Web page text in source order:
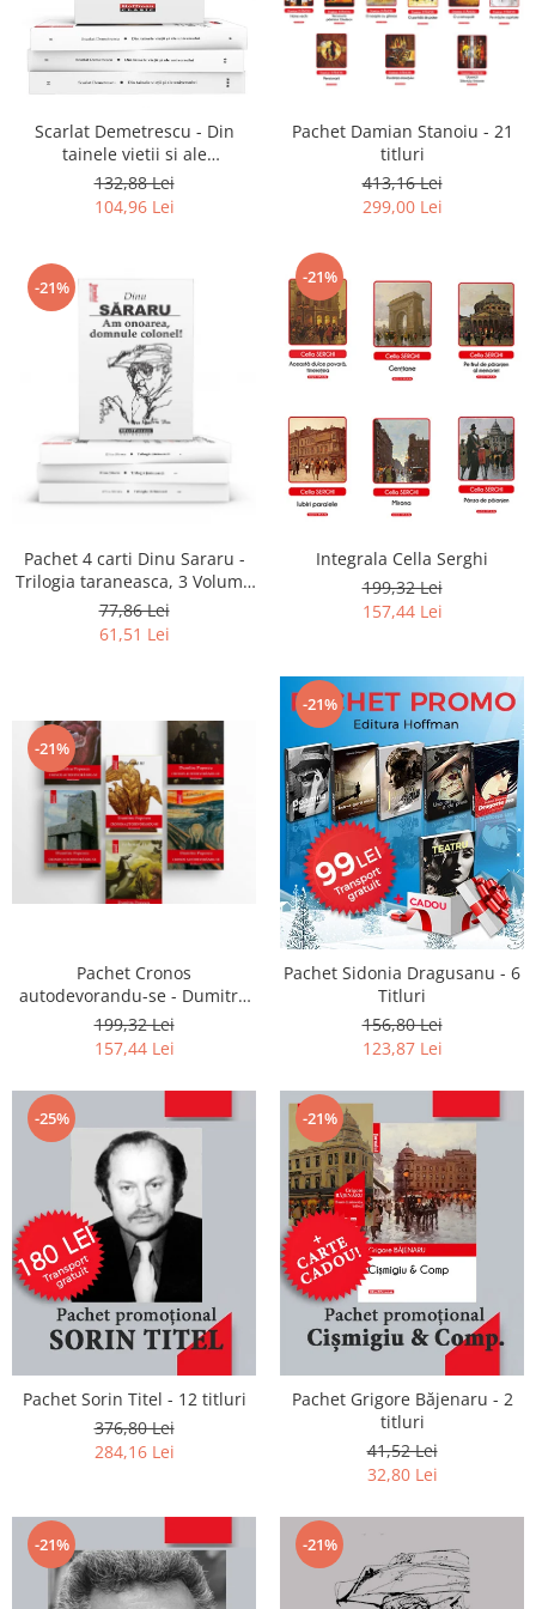
Literatura
Clasica
Contemporana
Romana
Universala
Universala
Calatorii
Memorii
Publicistica / Reportaje / Interviuri
Stiinte umaniste
Sociologie si filozofie
Scarlat Demetrescu - Din
tainele vietii si ale
universului, Volumele I-III +
Viata dincolo de mormant
132,88 Lei
104,96 Lei
Pachet Damian Stanoiu - 21
titluri
413,16 Lei
299,00 Lei
-21%
Pachet 4 carti Dinu Sararu -
Trilogia taraneasca, 3 Volume
+ Am onoarea, domnule
colonel!
77,86 Lei
61,51 Lei
-21%
Integrala Cella Serghi
199,32 Lei
157,44 Lei
-21%
Pachet Cronos
autodevorandu-se - Dumitru
Popescu (6 volume)
199,32 Lei
157,44 Lei
-21%
Pachet Sidonia Dragusanu - 6
Titluri
156,80 Lei
123,87 Lei
-25%
Pachet Sorin Titel - 12 titluri
376,80 Lei
284,16 Lei
-21%
Pachet Grigore Băjenaru - 2
titluri
41,52 Lei
32,80 Lei
-21% -21%